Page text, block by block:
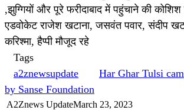
,झुग्गियों और पूरे फरीदाबाद में पहुंचाने की
एडवोकेट राजेश खटाना, जसवंत पवार, संदीप
करिश्मा, हैप्पी मौजूद रहे
Tags
a2znewsupdate
Har Ghar Tulsi
by Sanse Foundation
A2Znews UpdateMarch 23, 2023